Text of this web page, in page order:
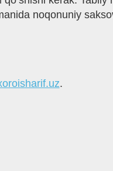
noqonuniy
.